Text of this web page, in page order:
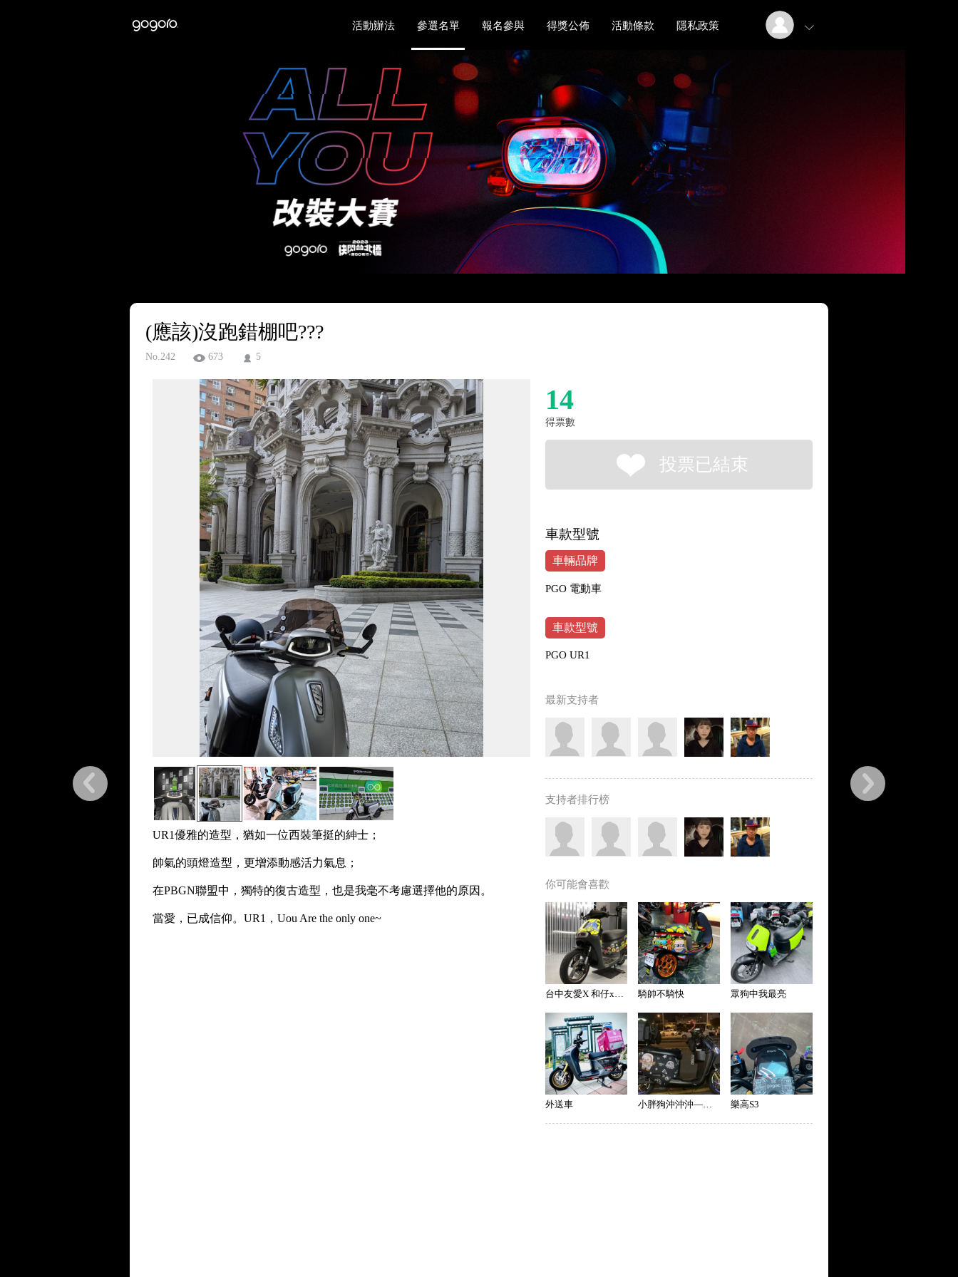
活動辦法 參選名單 報名參與 得獎公佈 活動條款 隱私政策
(應該)沒跑錯棚吧???
No.242 673 5
UR1優雅的造型，猶如一位西裝筆挺的紳士；
帥氣的頭燈造型，更增添動感活力氣息；
在PBGN聯盟中，獨特的復古造型，也是我毫不考慮選擇他的原因。
當愛，已成信仰。UR1，Uou Are the only one~
14
得票數
投票已結束
車款型號
車輛品牌
PGO 電動車
車款型號
PGO UR1
最新支持者
支持者排行榜
你可能會喜歡
台中友愛X 和仔x46號 騎帥不騎快 眾狗中我最亮
外送車 小胖狗沖沖沖—狗肉必須要有狗！！ 樂高S3